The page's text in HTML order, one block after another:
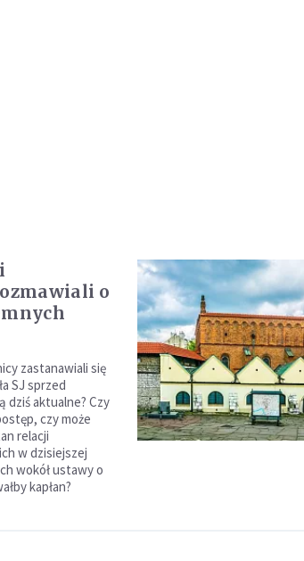
o
zastanawiali się
SJ sprzed
aktualne? Czy
czy może
relacji
w dzisiejszej
wokół ustawy o
kapłan?